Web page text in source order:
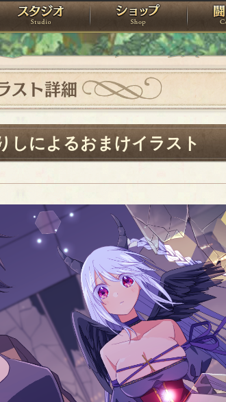
トリエ スタジオ ショップ
スト詳細
しによるおまけイラスト